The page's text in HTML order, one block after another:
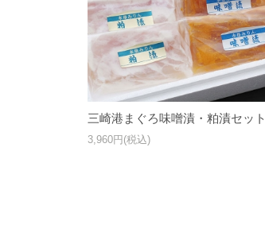
三崎港まぐろ味噌漬・粕漬セット
3,960円(税込)